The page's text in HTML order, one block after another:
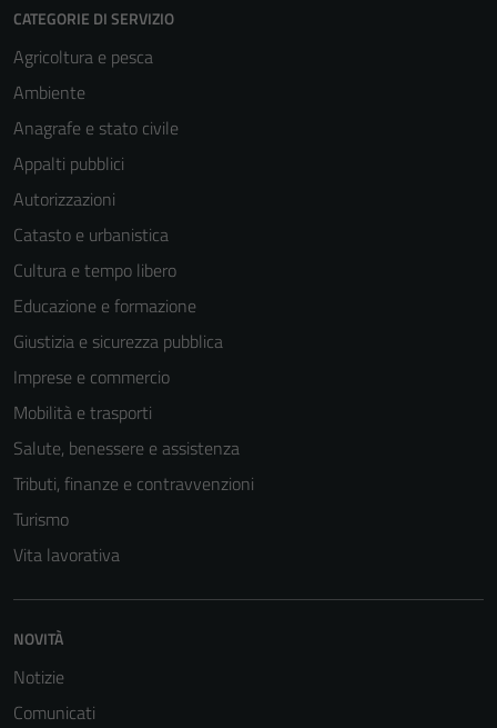
CATEGORIE DI SERVIZIO
Agricoltura e pesca
Ambiente
Anagrafe e stato civile
Appalti pubblici
Autorizzazioni
Catasto e urbanistica
Cultura e tempo libero
Educazione e formazione
Giustizia e sicurezza pubblica
Imprese e commercio
Mobilità e trasporti
Salute, benessere e assistenza
Tributi, finanze e contravvenzioni
Turismo
Vita lavorativa
NOVITÀ
Notizie
Comunicati
disabilitati.